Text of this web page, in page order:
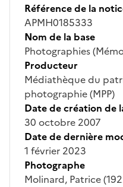
Référence de la
APMH0185333
Nom de la base
Photographies
Producteur
Médiathèque du
photographie (MPP)
Date de création de
30 octobre 2007
Date de dernière
1 février 2023
Photographe
Molinard, Patrice